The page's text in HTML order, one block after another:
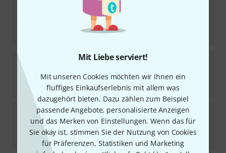
Mit Liebe serviert!
Mit unseren Cookies möchten wir Ihnen ein
fluffiges Einkaufserlebnis mit allem was
dazugehört bieten. Dazu zählen zum Beispiel
passende Angebote, personalisierte Anzeigen
und das Merken von Einstellungen. Wenn das für
Sie okay ist, stimmen Sie der Nutzung von Cookies
für Präferenzen, Statistiken und Marketing
Tibetan Zen Singing Bowl 8kg
6
Sofort lieferbar
€
Thomann Crystal Bowl Carry Bag 10"
Sofort lieferbar
49€
ThomannChina Cymbal 35cm
154
Sofort lieferbar
49€